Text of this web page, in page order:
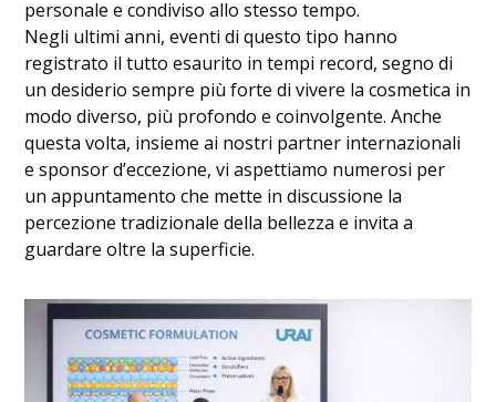
personale e condiviso allo stesso tempo.
Negli ultimi anni, eventi di questo tipo hanno
registrato il tutto esaurito in tempi record, segno di
un desiderio sempre più forte di vivere la cosmetica in
modo diverso, più profondo e coinvolgente. Anche
questa volta, insieme ai nostri partner internazionali
e sponsor d’eccezione, vi aspettiamo numerosi per
un appuntamento che mette in discussione la
percezione tradizionale della bellezza e invita a
guardare oltre la superficie.